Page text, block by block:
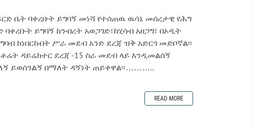
ቤት ባቀረቡት ይግባኝ መነሻ የተሰጠዉ ዉሳኔ መሰረታዊ የሕግ
ይግባኝ ከንብረት አወጋገድ፣ከሂሳብ አዘጋግ፣ በኦዲት
ከነበርኩበት ሥራ መደብ አንድ ደረጃ ዝቅ አድርጎ መድቦኛል፡፡
ዳይሬክተር ደረጃ -15 ስራ መደብ ላይ እንዲመልሰኝ
ይወሰንልኝ በማለት ዳኝነት ጠይቀዋል፡፡………..
READ MORE